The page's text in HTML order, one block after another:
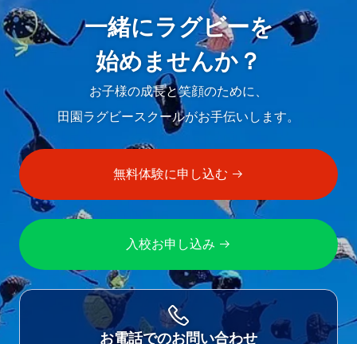
ナ
ビ
シ
一緒にラグビーを
始めませんか？
お子様の成長と笑顔のために、
田園ラグビースクールがお手伝いします。
無料体験に申し込む
入校お申し込み
お電話でのお問い合わせ